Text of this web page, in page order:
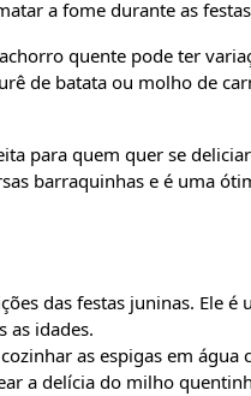
a fome durante as
quente pode ter
de batata ou molho de
para quem quer se
barraquinhas e é uma
das festas juninas. Ele é
as idades.
as espigas em água
a delícia do milho